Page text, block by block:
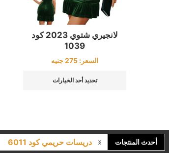
لانجيري شتوي 2023 كود
1039
السعر: 275جنيه
تحديد أحد الخيارات
أحدث المنتجات
دريسات حريمي كود 6011
لانجري مشجر كود 9643